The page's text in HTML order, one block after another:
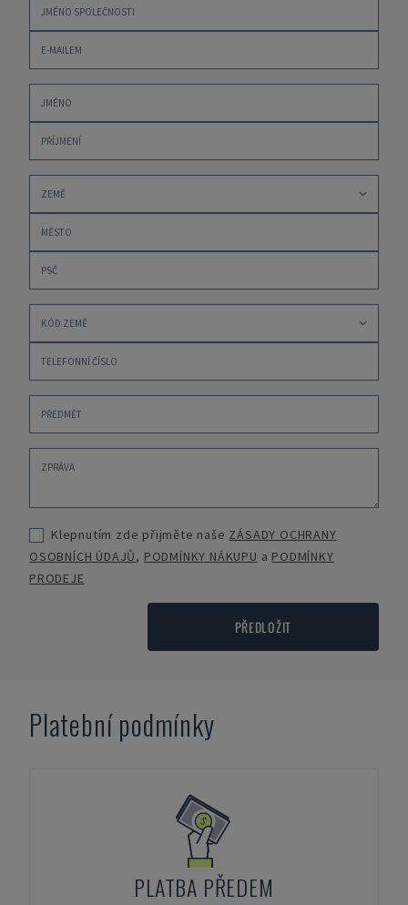
Klepnutím zde přijměte naše ZÁSADY OCHRANY
OSOBNÍCH ÚDAJŮ, PODMÍNKY NÁKUPU a PODMÍNKY
PRODEJE
PŘEDLOŽIT
Platební podmínky
PLATBA PŘEDEM